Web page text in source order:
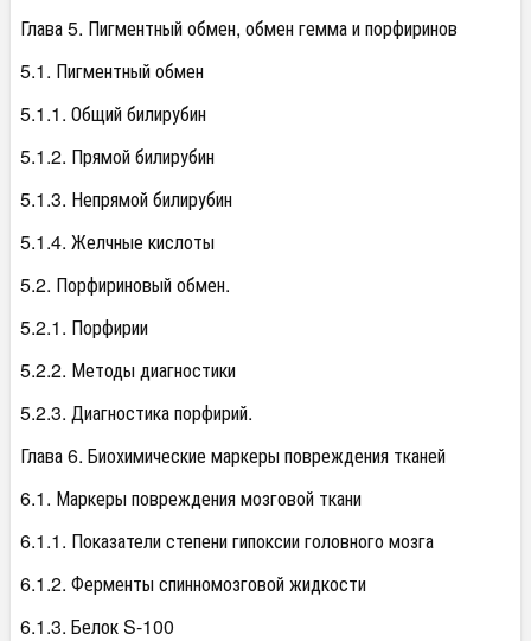
Глава 5. Пигментный обмен, обмен гемма и порфиринов
5.1. Пигментный обмен
5.1.1. Общий билирубин
5.1.2. Прямой билирубин
5.1.3. Непрямой билирубин
5.1.4. Желчные кислоты
5.2. Порфириновый обмен.
5.2.1. Порфирии
5.2.2. Методы диагностики
5.2.3. Диагностика порфирий.
Глава 6. Биохимические маркеры повреждения тканей
6.1. Маркеры повреждения мозговой ткани
6.1.1. Показатели степени гипоксии головного мозга
6.1.2. Ферменты спинномозговой жидкости
6.1.3. Белок S-100